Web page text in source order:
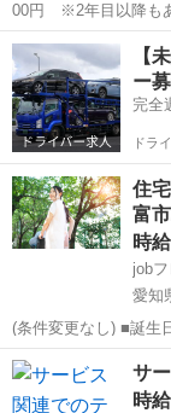
00円 ※2年目以降も
・…
東京 羽村市
【
ー
完全
ドラ
住
富
時
job
愛知
(条件変更なし) ■誕生
給(上限…
愛知
サ
時